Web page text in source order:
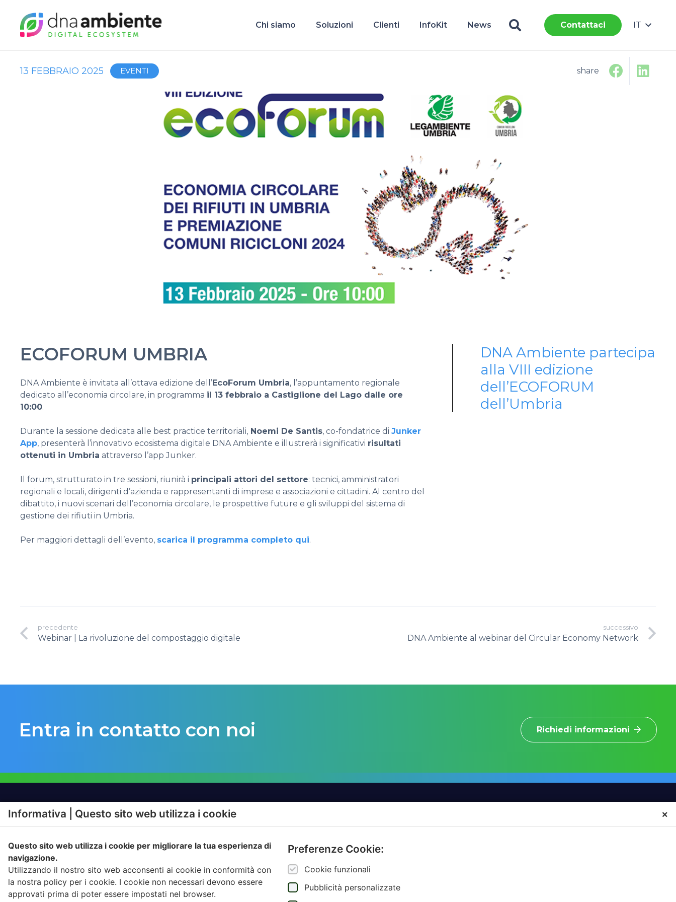
Chi siamo Soluzioni Clienti InfoKit News Contattaci IT
13 FEBBRAIO 2025 EVENTI share
ECOFORUM UMBRIA
DNA Ambiente è invitata all’ottava edizione dell’EcoForum Umbria, l’appuntamento regionale
dedicato all’economia circolare, in programma il 13 febbraio a Castiglione del Lago dalle ore
10:00.
Durante la sessione dedicata alle best practice territoriali, Noemi De Santis, co-fondatrice di Junker
App, presenterà l’innovativo ecosistema digitale DNA Ambiente e illustrerà i significativi risultati
ottenuti in Umbria attraverso l’app Junker.
Il forum, strutturato in tre sessioni, riunirà i principali attori del settore: tecnici, amministratori
regionali e locali, dirigenti d’azienda e rappresentanti di imprese e associazioni e cittadini. Al centro del
dibattito, i nuovi scenari dell’economia circolare, le prospettive future e gli sviluppi del sistema di
gestione dei rifiuti in Umbria.
Per maggiori dettagli dell’evento, scarica il programma completo qui.
DNA Ambiente partecipa
alla VIII edizione
dell’ECOFORUM
dell’Umbria
precedente
Webinar | La rivoluzione del compostaggio digitale
successivo
DNA Ambiente al webinar del Circular Economy Network
Entra in contatto con noi Richiedi informazioni
SOLUZIONI
RAPPORTO CON
CONFERIMENTO
RACCOLTA
PRODOTTI
IGIENE AMBIENTALE
COMPLIANCE AUTORITÀ
AMBIENTE.IT
HPA
JUNKER APP
Informativa | Questo sito web utilizza i cookie ×
Questo sito web utilizza i cookie per migliorare la tua esperienza di
navigazione.
Utilizzando il nostro sito web acconsenti ai cookie in conformità con
la nostra policy per i cookie. I cookie non necessari devono essere
approvati prima di poter essere impostati nel browser.
Preferenze Cookie:
Cookie funzionali
Pubblicità personalizzate